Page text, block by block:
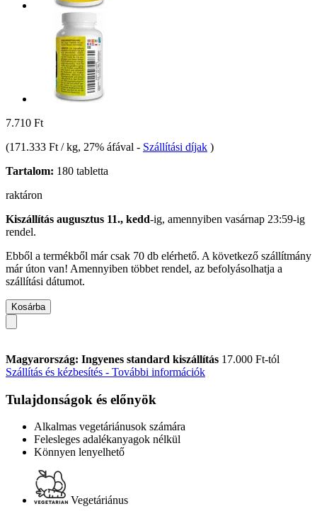
7.710 Ft
(171.333 Ft / kg, 27% áfával - Szállítási díjak )
Tartalom: 180 tabletta
raktáron
Kiszállítás augusztus 11., kedd-ig, amennyiben vasárnap 23:59-ig
rendel.
Ebből a termékből már csak 70 db elérhető. A következő szállítmány
már úton van! Amennyiben többet rendel, az befolyásolhatja a
szállítási dátumot.
Kosárba
Magyarország: Ingyenes standard kiszállítás 17.000 Ft-tól
Szállítás és kézbesítés - További információk
Tulajdonságok és előnyök
Alkalmas vegetáriánusok számára
Felesleges adalékanyagok nélkül
Könnyen lenyelhető
Vegetáriánus